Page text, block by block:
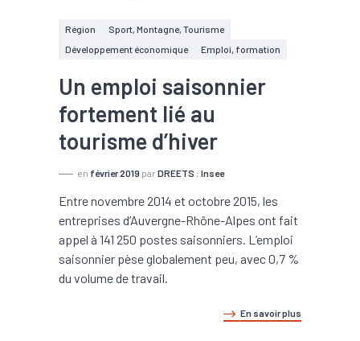
Région
Sport, Montagne, Tourisme
Développement économique
Emploi, formation
Un emploi saisonnier
fortement lié au
tourisme d’hiver
en février 2019 par DREETS ; Insee
Entre novembre 2014 et octobre 2015, les
entreprises d’Auvergne-Rhône-Alpes ont fait
appel à 141 250 postes saisonniers. L’emploi
saisonnier pèse globalement peu, avec 0,7 %
du volume de travail.
En savoir plus